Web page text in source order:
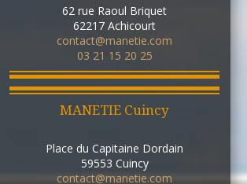
62 rue Raoul Briquet
62217 Achicourt
contact@manetie.com
03 21 15 20 25
MANETIE Cuincy
Place du Capitaine Dordain
59553 Cuincy
contact@manetie.com